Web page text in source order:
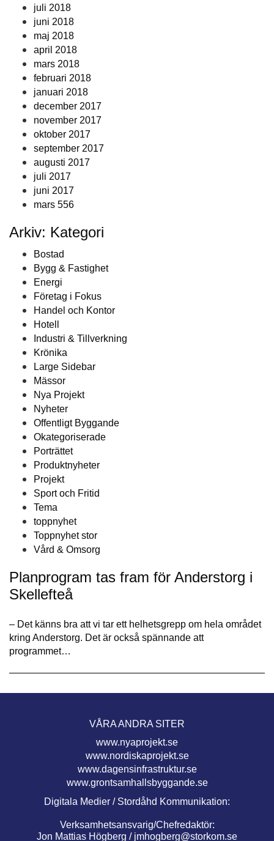
juli 2018
juni 2018
maj 2018
april 2018
mars 2018
februari 2018
januari 2018
december 2017
november 2017
oktober 2017
september 2017
augusti 2017
juli 2017
juni 2017
mars 556
Arkiv: Kategori
Bostad
Bygg & Fastighet
Energi
Företag i Fokus
Handel och Kontor
Hotell
Industri & Tillverkning
Krönika
Large Sidebar
Mässor
Nya Projekt
Nyheter
Offentligt Byggande
Okategoriserade
Porträttet
Produktnyheter
Projekt
Sport och Fritid
Tema
toppnyhet
Toppnyhet stor
Vård & Omsorg
Planprogram tas fram för Anderstorg i
Skellefteå
– Det känns bra att vi tar ett helhetsgrepp om hela området
kring Anderstorg. Det är också spännande att
programmet…
VÅRA ANDRA SITER
www.nyaprojekt.se
www.nordiskaprojekt.se
www.dagensinfrastruktur.se
www.grontsamhallsbyggande.se
Digitala Medier / Stordåhd Kommunikation:
Verksamhetsansvarig/Chefredaktör:
Jon Mattias Högberg / jmhogberg@storkom.se